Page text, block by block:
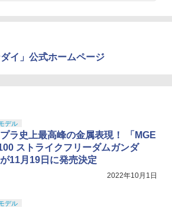
イ」公式ホームページ
デル
ラ史上最高峰の金属表現！ 「MGE
ストライクフリーダムガンダ
11月19日に発売決定
2022年10月1日
デル